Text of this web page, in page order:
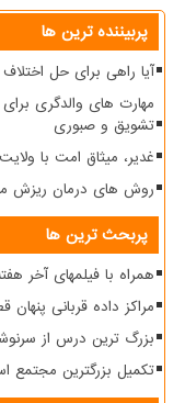
پربیننده ترین ها
آیا راهی برای حل
مهارت های والدگری برای
تشویق و صبوری
غدیر، میثاق امت با ولایت
روش های درمان ریزش
پربحث ترین ها
همراه با فیلمهای آخر
مراکز داده قربانی
بزرگ ترین درس از
تکمیل بزرگترین مجتمع